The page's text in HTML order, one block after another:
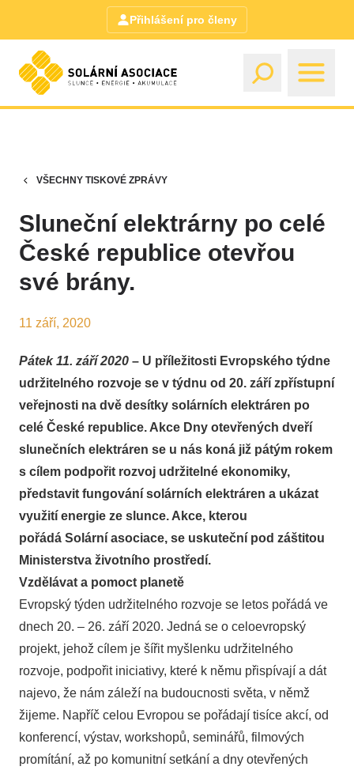
Přihlášení pro členy
VŠECHNY TISKOVÉ ZPRÁVY
Sluneční elektrárny po celé
České republice otevřou
své brány.
11 září, 2020
Pátek 11. září 2020 – U příležitosti Evropského týdne
udržitelného rozvoje se v týdnu od 20. září zpřístupní
veřejnosti na dvě desítky solárních elektráren po
celé České republice. Akce Dny otevřených dveří
slunečních elektráren se u nás koná již pátým rokem
s cílem podpořit rozvoj udržitelné ekonomiky,
představit fungování solárních elektráren a ukázat
využití energie ze slunce. Akce, kterou
pořádá Solární asociace, se uskuteční pod záštitou
Ministerstva životního prostředí.
Vzdělávat a pomoct planetě
Evropský týden udržitelného rozvoje se letos pořádá ve
dnech 20. – 26. září 2020. Jedná se o celoevropský
projekt, jehož cílem je šířit myšlenku udržitelného
rozvoje, podpořit iniciativy, které k němu přispívají a dát
najevo, že nám záleží na budoucnosti světa, v němž
žijeme. Napříč celou Evropou se pořádají tisíce akcí, od
konferencí, výstav, workshopů, seminářů, filmových
promítání, až po komunitní setkání a dny otevřených